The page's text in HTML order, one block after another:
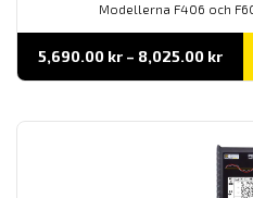
Modellerna F406 och
5,690.00 kr – 8,025.00 kr
till